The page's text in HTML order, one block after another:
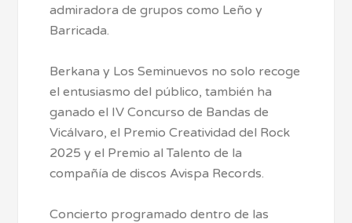
admiradora de grupos como Leño y
Barricada.
Berkana y Los Seminuevos no solo recoge
el entusiasmo del público, también ha
ganado el IV Concurso de Bandas de
Vicálvaro, el Premio Creatividad del Rock
2025 y el Premio al Talento de la
compañía de discos Avispa Records.
Concierto programado dentro de las